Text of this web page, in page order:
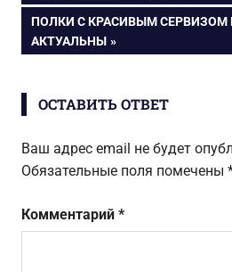
по
записям
СЛЕДУЮЩАЯ
ЗАПИСЬ:
ПОЛКИ С КРАСИВЫМ СЕРВИЗОМ
АКТУАЛЬНЫ
ОСТАВИТЬ ОТВЕТ
Ваш адрес email не будет
Обязательные поля помечены
Комментарий *